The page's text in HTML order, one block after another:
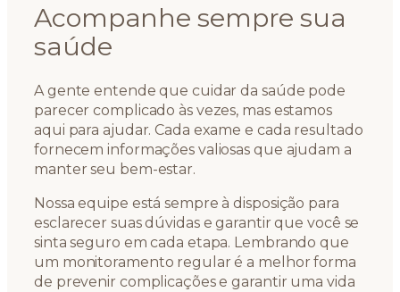
Acompanhe sempre sua
saúde
A gente entende que cuidar da saúde pode
parecer complicado às vezes, mas estamos
aqui para ajudar. Cada exame e cada resultado
fornecem informações valiosas que ajudam a
manter seu bem-estar.
Nossa equipe está sempre à disposição para
esclarecer suas dúvidas e garantir que você se
sinta seguro em cada etapa. Lembrando que
um monitoramento regular é a melhor forma
de prevenir complicações e garantir uma vida